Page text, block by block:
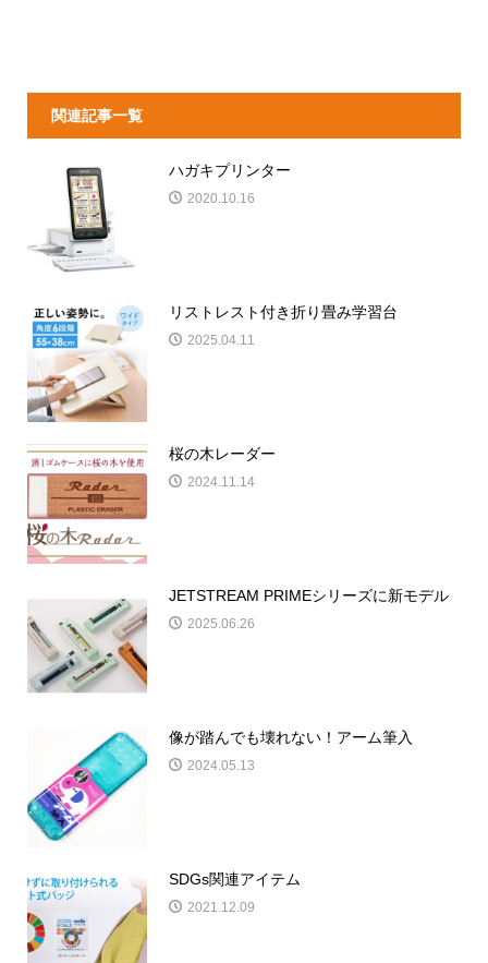
関連記事一覧
ハガキプリンター
2020.10.16
リストレスト付き折り畳み学習台
2025.04.11
桜の木レーダー
2024.11.14
JETSTREAM PRIMEシリーズに新モデル
2025.06.26
像が踏んでも壊れない！アーム筆入
2024.05.13
SDGs関連アイテム
2021.12.09